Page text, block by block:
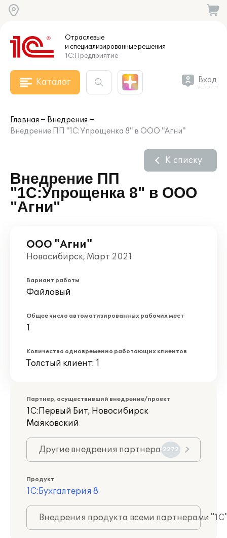
Отраслевые
и специализированныерешения
1С:Предприятие
Каталог Вход
Главная
Внедрения
Внедрение ПП "1С:Упрощенка 8" в ООО "Агни"
Внедрение ПП
"1С:Упрощенка 8" в ООО
"Агни"
К списку
ООО "Агни"
Новосибирск, Март 2021
Вариант работы
Файловый
Общее число автоматизированных рабочих мест
1
Количество одновременно работающих клиентов
Толстый клиент: 1
Партнер, осуществивший внедрение/проект
1С:Первый Бит, Новосибирск
Маяковский
Другие внедрения партнера 2272
Продукт
1С:Бухгалтерия 8
Внедрения продукта всеми партнерами